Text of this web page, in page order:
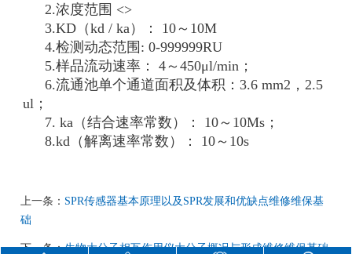
2.浓度范围 <>
3.KD（kd / ka）： 10～10M
4.检测动态范围: 0-999999RU
5.样品流动速率： 4～450μl/min；
6.流通池单个通道面积及体积：3.6 mm2，2.5
ul；
7. ka（结合速率常数）： 10～10Ms；
8.kd（解离速率常数）： 10～10s
上一条： SPR传感器基本原理以及SPR发展和优缺点维修维保基
础
下一条：生物大分子相互作用仪大分子概况与形成维修维保基础